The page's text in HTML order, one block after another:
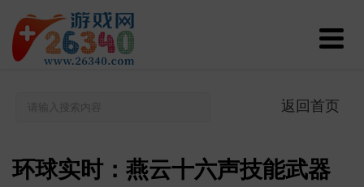
返回首页
环球实时：燕云十六声技能武器